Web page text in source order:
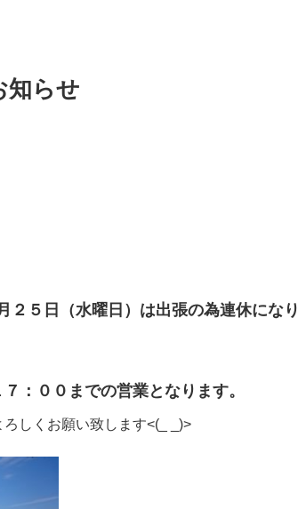
知らせ
２５日（水曜日）は出張の為連休になり
：００までの営業となります。
しくお願い致します<(_ _)>